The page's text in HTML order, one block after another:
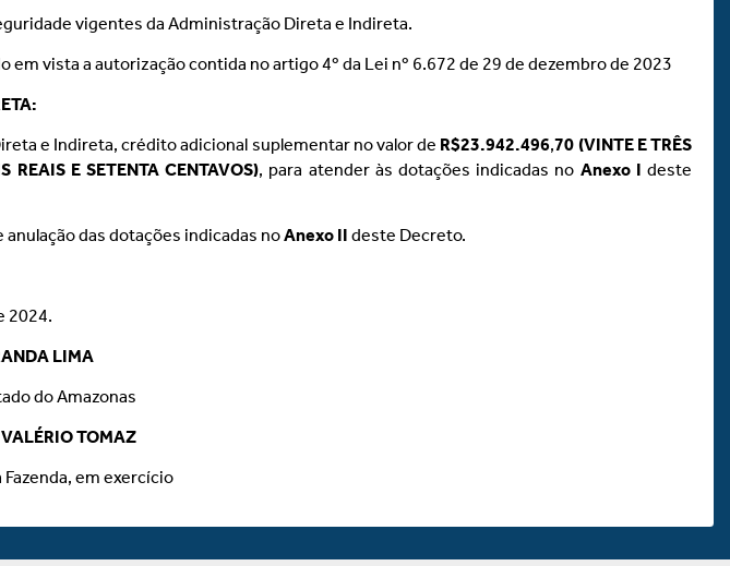
vigentes da Administração Direta e Indireta.
em vista a autorização contida no artigo 4º da Lei nº 6.672 de 29 de dezembro de 2023
e Indireta, crédito adicional suplementar no valor de R$23.942.496,70 (VINTE E TRÊS
REAIS E SETENTA CENTAVOS), para atender às dotações indicadas no Anexo I deste
das dotações indicadas noAnexo II deste Decreto.
2024.
LIMA
do Amazonas
TOMAZ
em exercício